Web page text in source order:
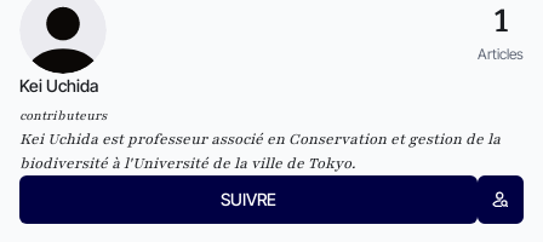
1
Articles
Kei Uchida
contributeurs
Kei Uchida est professeur associé en Conservation et gestion de la
biodiversité à l'Université de la ville de Tokyo.
SUIVRE